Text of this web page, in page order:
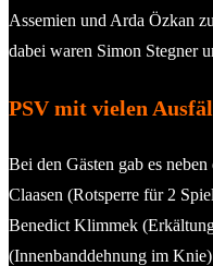
Assemien und Arda Özkan
dabei waren Simon Stegner
PSV mit vielen
Bei den Gästen gab es
Claasen (Rotsperre für 2
Benedict Klimmek
(Innenbanddehnung im